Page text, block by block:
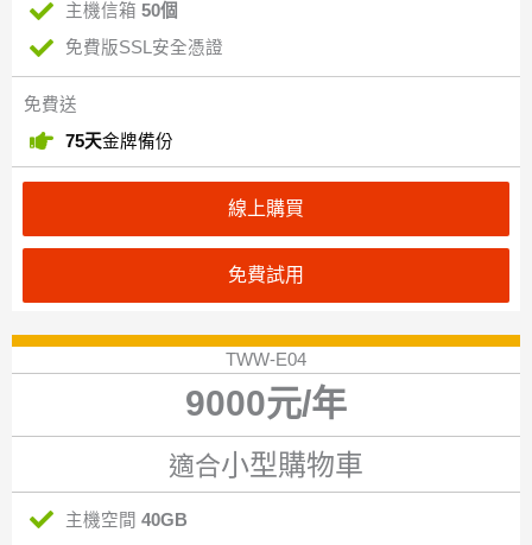
主機信箱 50個
免費版SSL安全憑證
免費送
75天金牌備份
線上購買
免費試用
TWW-E04
9000元/年
適合小型購物車
主機空間 40GB